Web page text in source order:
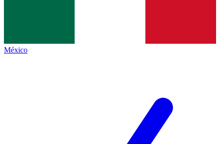
México